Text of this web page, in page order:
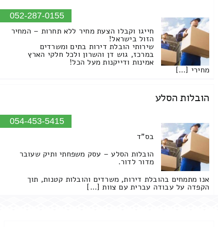
052-287-0155
חייגו וקבלו הצעת מחיר ללא תחרות – המחיר
הזול בישראל!
שירותי הובלת דירות בתים ומשרדים
במרכז, גוש דן והשרון ולכל חלקי הארץ
אמינות ודייקנות מעל הכל!
מחירי […]
הובלות הסלע
054-453-5415
בס"ד
הובלות הסלע – עסק משפחתי ותיק שעובר
מדור לדור.
אנו מתמחים בהובלת דירות, משרדים והובלות קטנות, תוך
הקפדה על עבודה עברית עם צוות […]